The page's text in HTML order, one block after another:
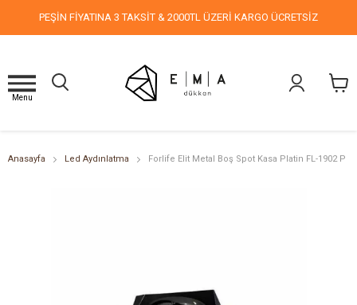
PEŞİN FİYATINA 3 TAKSİT & 2000TL ÜZERİ KARGO ÜCRETSİZ
Menu
Anasayfa Led Aydınlatma Forlife Elit Metal Boş Spot Kasa Platin FL-1902 P